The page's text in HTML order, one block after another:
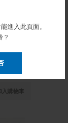
進入此頁面。
？
加入購物車